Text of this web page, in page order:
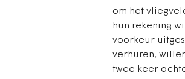
om het
hun rekening
voorkeur
verhuren,
twee keer